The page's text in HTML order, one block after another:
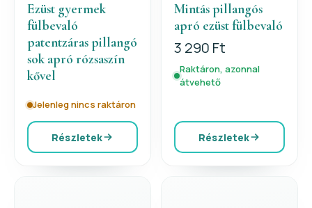
Ezüst gyermek
fülbevaló
patentzáras pillangó
sok apró rózsaszín
kővel
Jelenleg nincs raktáron
Részletek
Mintás pillangós
apró ezüst fülbevaló
3 290 Ft
Raktáron, azonnal
átvehető
Részletek